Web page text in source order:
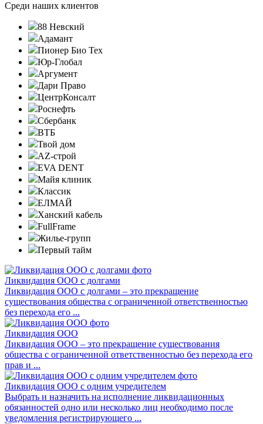
Среди наших клиентов
88 Невский
Адамант
Пионер Био Тех
Юр-Глобал
Аргумент
Дари Право
ЦентрКонсалт
Роснефть
Сбербанк
ВТБ
Твой дом
AZ-строй
EVA DENT
Майя клиник
Классик
ЕЛМАЙ
Ханский кабель
FullFrame
Жилье-групп
Первый тайм
Ликвидация ООО с долгами
Ликвидация ООО с долгами – это прекращение
существования общества с ограниченной ответственностью
без перехода его ...
Ликвидация ООО
Ликвидация ООО – это прекращение существования
общества с ограниченной ответственностью без перехода его
прав и ...
Ликвидация ООО с одним учредителем
Выбрать и назначить на исполнение ликвидационных
обязанностей одно или несколько лиц необходимо после
уведомления регистрирующего ...